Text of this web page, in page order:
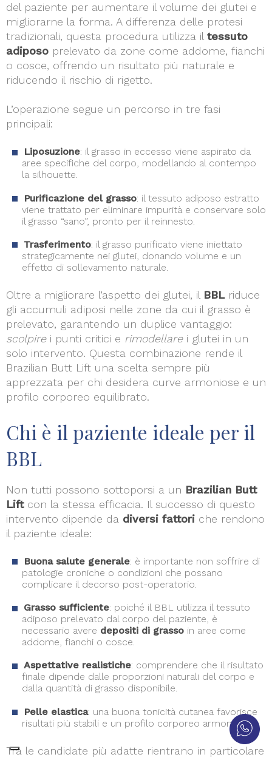
del paziente per aumentare il volume dei glutei e
migliorarne la forma. A differenza delle protesi
tradizionali, questa procedura utilizza il tessuto
adiposo prelevato da zone come addome, fianchi
o cosce, offrendo un risultato più naturale e
riducendo il rischio di rigetto.
L’operazione segue un percorso in tre fasi
principali:
Liposuzione: il grasso in eccesso viene aspirato da
aree specifiche del corpo, modellando al contempo
la silhouette.
Purificazione del grasso: il tessuto adiposo estratto
viene trattato per eliminare impurità e conservare solo
il grasso “sano”, pronto per il reinnesto.
Trasferimento: il grasso purificato viene iniettato
strategicamente nei glutei, donando volume e un
effetto di sollevamento naturale.
Oltre a migliorare l’aspetto dei glutei, il BBLriduce
gli accumuli adiposi nelle zone da cui il grasso è
prelevato, garantendo un duplice vantaggio:
scolpirei punti critici e rimodellarei glutei in un
solo intervento. Questa combinazione rende il
Brazilian Butt Lift una scelta sempre più
apprezzata per chi desidera curve armoniose e un
profilo corporeo equilibrato.
Chi è il paziente ideale per il
BBL
Non tutti possono sottoporsi a un Brazilian Butt
Liftcon la stessa efficacia. Il successo di questo
intervento dipende da diversi fattori che rendono
il paziente ideale:
Buona salute generale: è importante non soffrire di
patologie croniche o condizioni che possano
complicare il decorso post-operatorio.
Grasso sufficiente: poiché il BBL utilizza il tessuto
adiposo prelevato dal corpo del paziente, è
necessario avere depositi di grasso in aree come
addome, fianchi o cosce.
Aspettative realistiche: comprendere che il risultato
finale dipende dalle proporzioni naturali del corpo e
dalla quantità di grasso disponibile.
Pelle elastica: una buona tonicità cutanea favorisce
risultati più stabili e un profilo corporeo armonioso.
Tra le candidate più adatte rientrano in particolare